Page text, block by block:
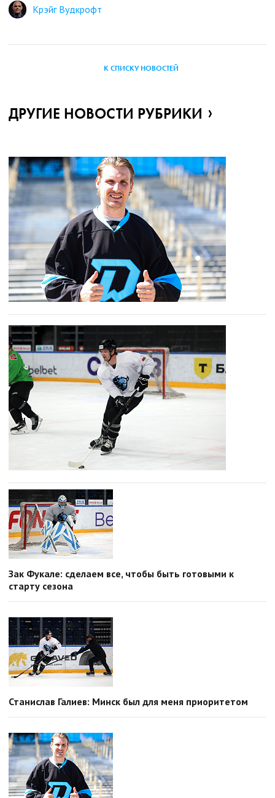
Крэйг Вудкрофт
К СПИСКУ НОВОСТЕЙ
ДРУГИЕ НОВОСТИ РУБРИКИ
Зак Фукале: сделаем все, чтобы быть готовыми к
старту сезона
Станислав Галиев: Минск был для меня приоритетом